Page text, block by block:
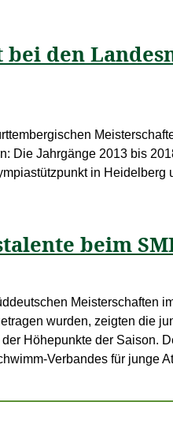
den
Die Jahrgänge 2013 bis
in
beim
Meisterschaften
wurden, zeigten die
Höhepunkte der Saison.
Verbandes für junge